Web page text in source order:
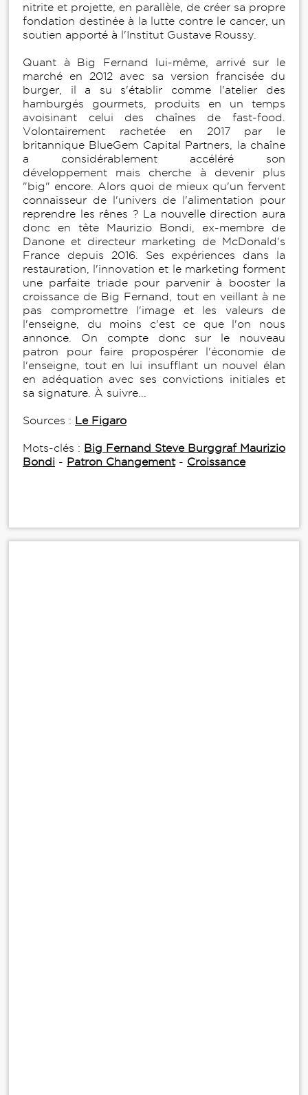
nitrite et projette, en parallèle, de créer sa propre
fondation destinée à la lutte contre le cancer, un
soutien apporté à l'Institut Gustave Roussy.
Quant à Big Fernand lui-même, arrivé sur le
marché en 2012 avec sa version francisée du
burger, il a su s'établir comme l'atelier des
hamburgés gourmets, produits en un temps
avoisinant celui des chaînes de fast-food.
Volontairement rachetée en 2017 par le
britannique BlueGem Capital Partners, la chaîne
a considérablement accéléré son
développement mais cherche à devenir plus
"big" encore. Alors quoi de mieux qu'un fervent
connaisseur de l'univers de l'alimentation pour
reprendre les rênes ? La nouvelle direction aura
donc en tête Maurizio Bondi, ex-membre de
Danone et directeur marketing de McDonald's
France depuis 2016. Ses expériences dans la
restauration, l'innovation et le marketing forment
une parfaite triade pour parvenir à booster la
croissance de Big Fernand, tout en veillant à ne
pas compromettre l'image et les valeurs de
l'enseigne, du moins c'est ce que l'on nous
annonce. On compte donc sur le nouveau
patron pour faire propospérer l'économie de
l'enseigne, tout en lui insufflant un nouvel élan
en adéquation avec ses convictions initiales et
sa signature. À suivre...
Sources : Le Figaro
Mots-clés : Big Fernand Steve Burggraf Maurizio
Bondi - Patron Changement- Croissance